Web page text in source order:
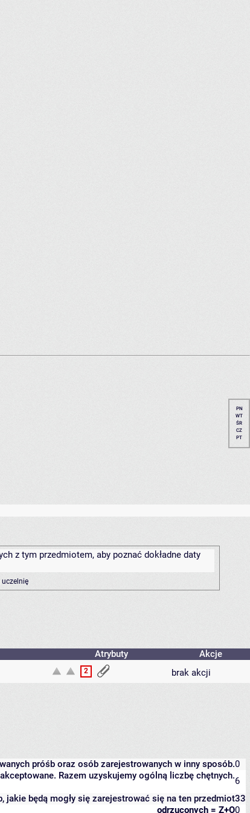
PN
WT
ŚR
CZ
PT
z tym przedmiotem, aby poznać dokładne daty
Atrybuty
Akcje
2 brak akcji
próśb oraz osób zarejestrowanych w inny sposób.0
Razem uzyskujemy ogólną liczbę chętnych.6
będą mogły się zarejestrować się na ten przedmiot33
odrzuconych = Z+O0